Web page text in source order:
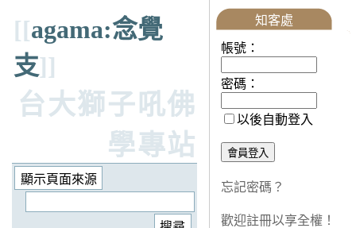
[[agama:念覺
支]]
台大獅子吼佛
學專站
知客處
帳號：
密碼：
以後自動登入
忘記密碼？
歡迎註冊以享全權！